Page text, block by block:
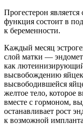
Прогестерон
функция состоит в
к беременности.
Каждый месяц
слой матки —
как
высвобождению
высвободившейся
желтое тело, которое
вместе с гормоном,
останавливает рост
к возможной